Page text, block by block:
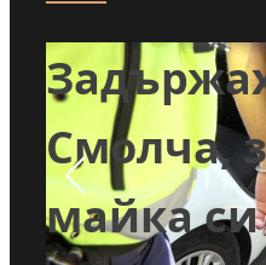
Смолча,
майка си